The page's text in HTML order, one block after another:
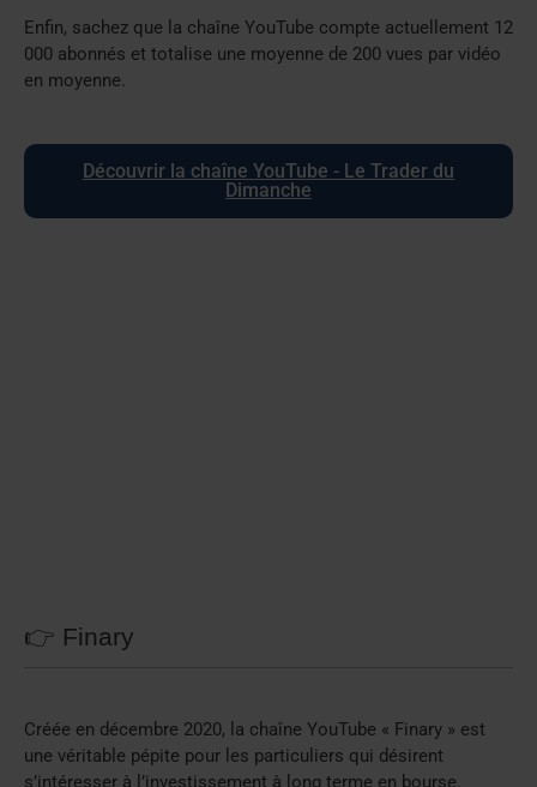
Enfin, sachez que la chaîne YouTube compte actuellement 12
000 abonnés et totalise une moyenne de 200 vues par vidéo
en moyenne.
Découvrir la chaîne YouTube - Le Trader du
Dimanche
👉 Finary
Créée en décembre 2020, la chaîne YouTube « Finary » est
une véritable pépite pour les particuliers qui désirent
s’intéresser à l’investissement à long terme en bourse.